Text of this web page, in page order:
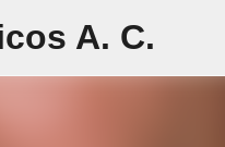
A. C.